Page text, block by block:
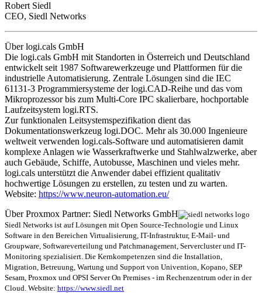
Robert Siedl
CEO, Siedl Networks
Über logi.cals GmbH
Die logi.cals GmbH mit Standorten in Österreich und Deutschland
entwickelt seit 1987 Softwarewerkzeuge und Plattformen für die
industrielle Automatisierung. Zentrale Lösungen sind die IEC
61131-3 Programmiersysteme der logi.CAD-Reihe und das vom
Mikroprozessor bis zum Multi-Core IPC skalierbare, hochportable
Laufzeitsystem logi.RTS.
Zur funktionalen Leitsystemspezifikation dient das
Dokumentationswerkzeug logi.DOC. Mehr als 30.000 Ingenieure
weltweit verwenden logi.cals-Software und automatisieren damit
komplexe Anlagen wie Wasserkraftwerke und Stahlwalzwerke, aber
auch Gebäude, Schiffe, Autobusse, Maschinen und vieles mehr.
logi.cals unterstützt die Anwender dabei effizient qualitativ
hochwertige Lösungen zu erstellen, zu testen und zu warten.
Website: https://www.neuron-automation.eu/
Über Proxmox Partner: Siedl Networks GmbH
Siedl Networks ist auf Lösungen mit Open Source-Technologie und Linux
Software in den Bereichen Virtualisierung, IT-Infrastruktur, E-Mail- und
Groupware, Softwareverteilung und Patchmanagement, Servercluster und IT-
Monitoring spezialisiert. Die Kernkompetenzen sind die Installation,
Migration, Betreuung, Wartung und Support von Univention, Kopano, SEP
Sesam, Proxmox und OPSI Server On Premises - im Rechenzentrum oder in der
Cloud. Website: https://www.siedl.net